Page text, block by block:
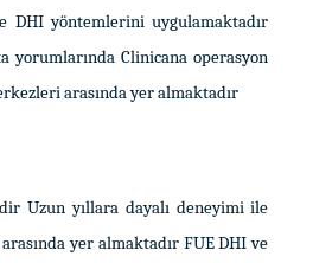
DHI yöntemlerini uygulamaktadır
Clinicana operasyon
arasında yer almaktadır
Uzun yıllara dayalı deneyimi ile
yer almaktadır FUE DHI ve